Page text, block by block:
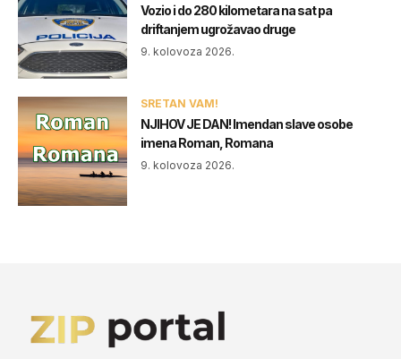
Vozio i do 280 kilometara na sat pa
driftanjem ugrožavao druge
9. kolovoza 2026.
SRETAN VAM!
NJIHOV JE DAN! Imendan slave osobe
imena Roman, Romana
9. kolovoza 2026.